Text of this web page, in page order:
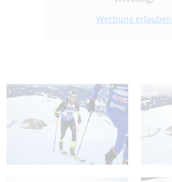
Werbung erlauben